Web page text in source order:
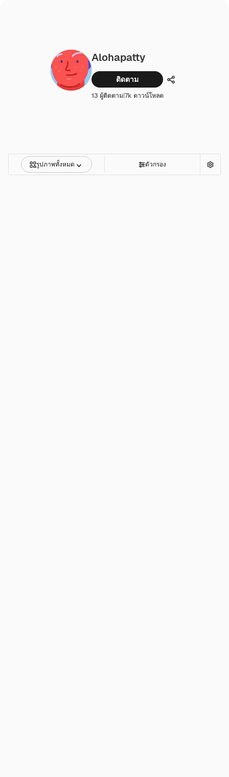
Alohapatty
ติดตาม แบ่งปัน
13 ผู้ติดตาม|7k ดาวน์โหลด
รูปภาพทั้งหมด ตัวกรอง